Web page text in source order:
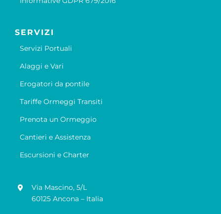
SERVIZI
Servizi Portuali
Alaggi e Vari
Erogatori da pontile
Tariffe Ormeggi Transiti
Prenota un Ormeggio
Cantieri e Assistenza
Escursioni e Charter
Via Mascino, 5/L
60125 Ancona – Italia